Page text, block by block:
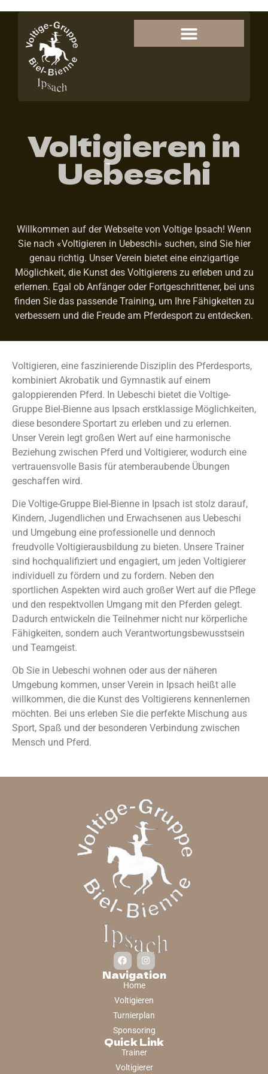
Voltigieren in
Uebeschi
Willkommen auf der Webseite von Voltige Ipsach! Wenn
Sie nach «Voltigieren in Uebeschi» suchen, sind Sie hier
genau richtig. Unser Verein bietet eine einzigartige
Möglichkeit, die Kunst des Voltigierens zu erleben und zu
erlernen. Egal ob Anfänger oder Fortgeschrittener, bei uns
finden Sie das passende Training, um Ihre Fähigkeiten zu
verbessern und die Freude am Pferdesport zu entdecken.
Voltigieren, eine faszinierende Disziplin des Pferdesports,
kombiniert Akrobatik und Gymnastik auf einem
galoppierenden Pferd. In Uebeschi bietet die Voltige-
Gruppe Biel-Bienne aus Ipsach erstklassige Möglichkeiten,
diese besondere Sportart zu erleben und zu erlernen.
Unser Verein legt großen Wert auf eine harmonische
Beziehung zwischen Pferd und Voltigierer, wodurch eine
vertrauensvolle Basis für atemberaubende Übungen
geschaffen wird.
Die Voltige-Gruppe Biel-Bienne in Ipsach ist stolz darauf,
Kindern, Jugendlichen und Erwachsenen aus Uebeschi
und Umgebung eine professionelle und dennoch
freudvolle Voltigierausbildung zu bieten. Unsere Trainer
sind hochqualifiziert und engagiert, um jeden Voltigierer
individuell zu fördern und zu fordern. Neben den
sportlichen Aspekten wird auch großer Wert auf die Pflege
und den respektvollen Umgang mit den Pferden gelegt.
Dadurch entwickeln die Teilnehmer nicht nur körperliche
Fähigkeiten, sondern auch Verantwortungsbewusstsein
und Teamgeist.
Ob Sie in Uebeschi wohnen oder aus der näheren
Umgebung kommen, unser Verein in Ipsach heißt alle
willkommen, die die Kunst des Voltigierens kennenlernen
möchten. Bei uns erleben Sie die perfekte Mischung aus
Sport, Spaß und der besonderen Verbindung zwischen
Mensch und Pferd.
Navigation
Home
Voltigieren
Turnierplan
Sponsoring
Quick Link
Trainer
Voltigierer